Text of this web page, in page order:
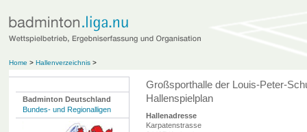
Home > Hallenverzeichnis>
Badminton Deutschland
Bundes- und Regionalligen
Großsporthalle der Louis-Peter-
Hallenspielplan
Hallenadresse
Karpatenstrasse